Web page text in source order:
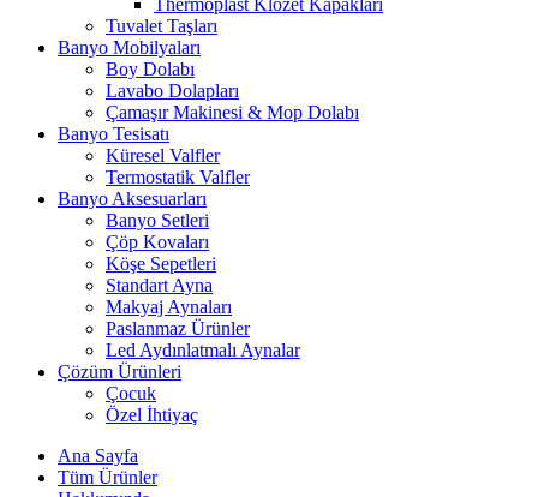
Thermoplast Klozet Kapakları
Tuvalet Taşları
Banyo Mobilyaları
Boy Dolabı
Lavabo Dolapları
Çamaşır Makinesi & Mop Dolabı
Banyo Tesisatı
Küresel Valfler
Termostatik Valfler
Banyo Aksesuarları
Banyo Setleri
Çöp Kovaları
Köşe Sepetleri
Standart Ayna
Makyaj Aynaları
Paslanmaz Ürünler
Led Aydınlatmalı Aynalar
Çözüm Ürünleri
Çocuk
Özel İhtiyaç
Ana Sayfa
Tüm Ürünler